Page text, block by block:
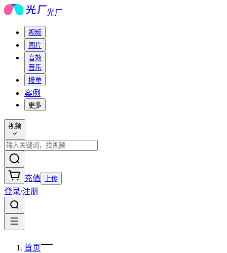
光厂
视频
图片
音效
音乐
接单
案例
更多
视频
充值 上传
登录/注册
首页